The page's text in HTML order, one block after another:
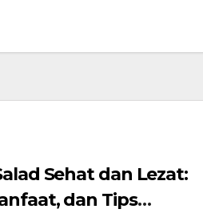
Sehat dan Lezat:
dan Tips